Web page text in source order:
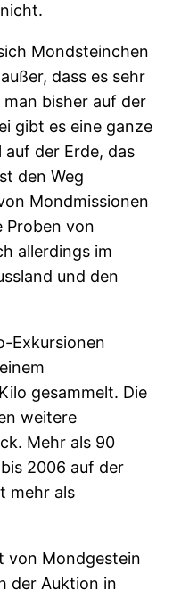
Mondsteinchen
dass es sehr
bisher auf der
gibt es eine ganze
der Erde, das
den Weg
Mondmissionen
Proben von
allerdings im
und den
Exkursionen
gesammelt. Die
weitere
Mehr als 90
2006 auf der
mehr als
von Mondgestein
der Auktion in